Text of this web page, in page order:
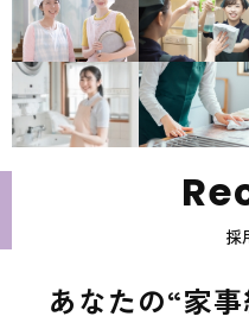
Re
採
あなたの“家